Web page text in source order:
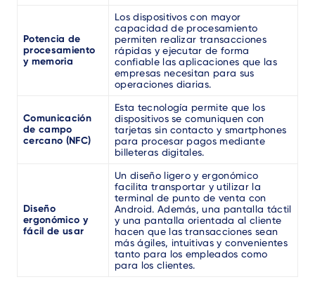
Potencia de
procesamiento
y memoria
Los dispositivos con mayor
capacidad de procesamiento
permiten realizar transacciones
rápidas y ejecutar de forma
confiable las aplicaciones que las
empresas necesitan para sus
operaciones diarias.
Comunicación
de campo
cercano (NFC)
Esta tecnología permite que los
dispositivos se comuniquen con
tarjetas sin contacto y smartphones
para procesar pagos mediante
billeteras digitales.
Diseño
ergonómico y
fácil de usar
Un diseño ligero y ergonómico
facilita transportar y utilizar la
terminal de punto de venta con
Android. Además, una pantalla táctil
y una pantalla orientada al cliente
hacen que las transacciones sean
más ágiles, intuitivas y convenientes
tanto para los empleados como
para los clientes.